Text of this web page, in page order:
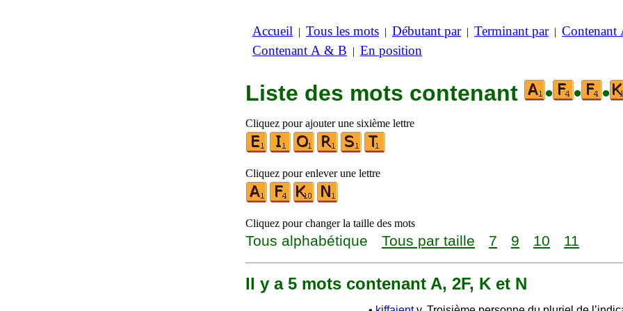
Accueil | Tous les mots | Débutant par| Terminant par| Contenant
Contenant A & B | En position
Liste des mots contenant • • •
Cliquez pour ajouter une sixième lettre
Cliquez pour enlever une lettre
Cliquez pour changer la taille des mots
Tous alphabétique Tous par taille 7 9 10 11
Il y a 5 mots contenant A, 2F, K et N